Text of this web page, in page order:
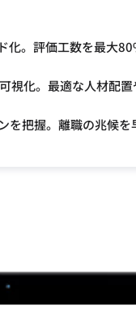
。評価工数を最大
化。最適な人材配置
を把握。離職の兆候